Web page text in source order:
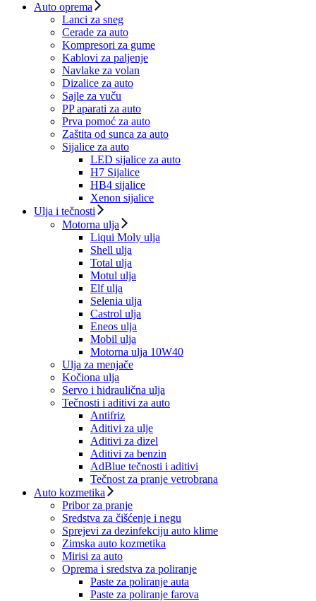
Auto oprema
Lanci za sneg
Cerade za auto
Kompresori za gume
Kablovi za paljenje
Navlake za volan
Dizalice za auto
Sajle za vuču
PP aparati za auto
Prva pomoć za auto
Zaštita od sunca za auto
Sijalice za auto
LED sijalice za auto
H7 Sijalice
HB4 sijalice
Xenon sijalice
Ulja i tečnosti
Motorna ulja
Liqui Moly ulja
Shell ulja
Total ulja
Motul ulja
Elf ulja
Selenia ulja
Castrol ulja
Eneos ulja
Mobil ulja
Motorna ulja 10W40
Ulja za menjače
Kočiona ulja
Servo i hidraulična ulja
Tečnosti i aditivi za auto
Antifriz
Aditivi za ulje
Aditivi za dizel
Aditivi za benzin
AdBlue tečnosti i aditivi
Tečnost za pranje vetrobrana
Auto kozmetika
Pribor za pranje
Sredstva za čišćenje i negu
Sprejevi za dezinfekciju auto klime
Zimska auto kozmetika
Mirisi za auto
Oprema i sredstva za poliranje
Paste za poliranje auta
Paste za poliranje farova